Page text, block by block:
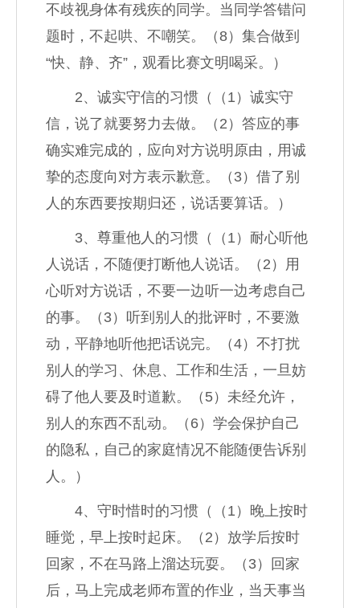
不歧视身体有残疾的同学。当同学答错问
题时，不起哄、不嘲笑。（8）集合做到
“快、静、齐”，观看比赛文明喝采。）
2、诚实守信的习惯（（1）诚实守
信，说了就要努力去做。（2）答应的事
确实难完成的，应向对方说明原由，用诚
挚的态度向对方表示歉意。（3）借了别
人的东西要按期归还，说话要算话。）
3、尊重他人的习惯（（1）耐心听他
人说话，不随便打断他人说话。（2）用
心听对方说话，不要一边听一边考虑自己
的事。（3）听到别人的批评时，不要激
动，平静地听他把话说完。（4）不打扰
别人的学习、休息、工作和生活，一旦妨
碍了他人要及时道歉。（5）未经允许，
别人的东西不乱动。（6）学会保护自己
的隐私，自己的家庭情况不能随便告诉别
人。）
4、守时惜时的习惯（（1）晚上按时
睡觉，早上按时起床。（2）放学后按时
回家，不在马路上溜达玩耍。（3）回家
后，马上完成老师布置的作业，当天事当